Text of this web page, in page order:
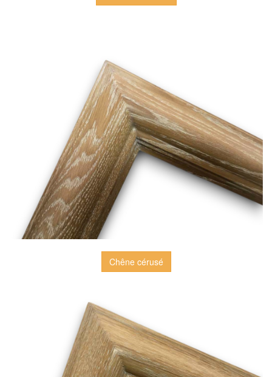
Chêne cérusé